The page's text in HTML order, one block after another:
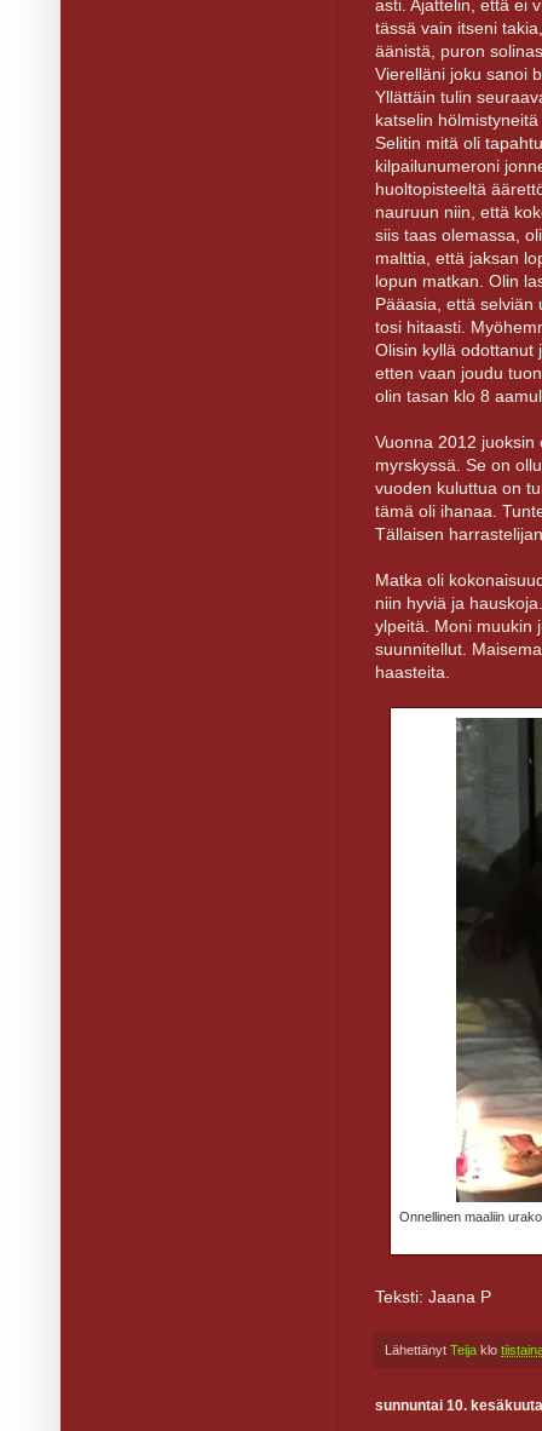
asti. Ajattelin, että ei
tässä vain itseni
äänistä, puron
Vierelläni joku sanoi
Yllättäin tulin
katselin
Selitin mitä oli
kilpailunumeroni
huoltopisteeltä
nauruun niin, että
siis taas olemassa,
malttia, että jaksan
lopun matkan. Olin
Pääasia, että selviän
tosi hitaasti.
Olisin kyllä odottanut
etten vaan joudu
olin tasan klo 8
Vuonna 2012
myrskyssä. Se on
vuoden kuluttua on
tämä oli ihanaa.
Tällaisen
Matka oli
niin hyviä ja
ylpeitä. Moni muukin
suunnitellut.
haasteita.
Onnellinen maaliin
Teksti: Jaana P
Lähettänyt Teija klo
sunnuntai 10.